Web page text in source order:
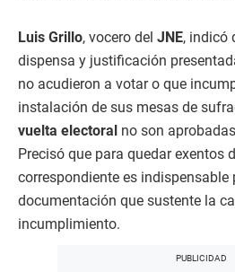
Luis Grillo, vocero del JNE, indicó
dispensa y justificación
no acudieron a votar o que
instalación de sus mesas de
vuelta electoral no son
Precisó que para quedar exentos
correspondiente es indispensable
documentación que sustente la
incumplimiento.